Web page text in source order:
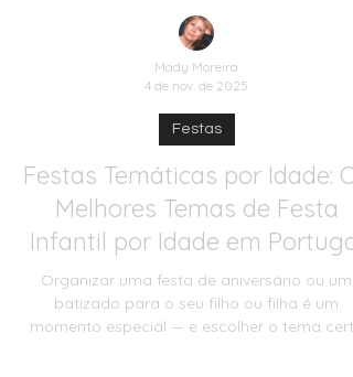
Mady Moreira
4 de nov. de 2025
Festas Temáticas por Idade: Os
Melhores Temas de Festa